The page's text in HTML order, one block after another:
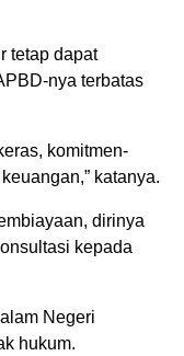
tetap dapat
nya terbatas
komitmen-
katanya.
dirinya
kepada
Negeri
hukum.